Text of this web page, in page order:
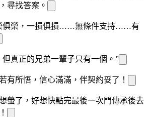
尋找答案。
俱榮，一損俱損……無條件支持……有
真正的兄弟一輩子只有一個。”
有所悟，信心滿滿，伴契約妥了！
螢了，好想快點完最後一次門傳承後去